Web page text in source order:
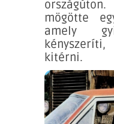
mögötte
amely
kitérni.